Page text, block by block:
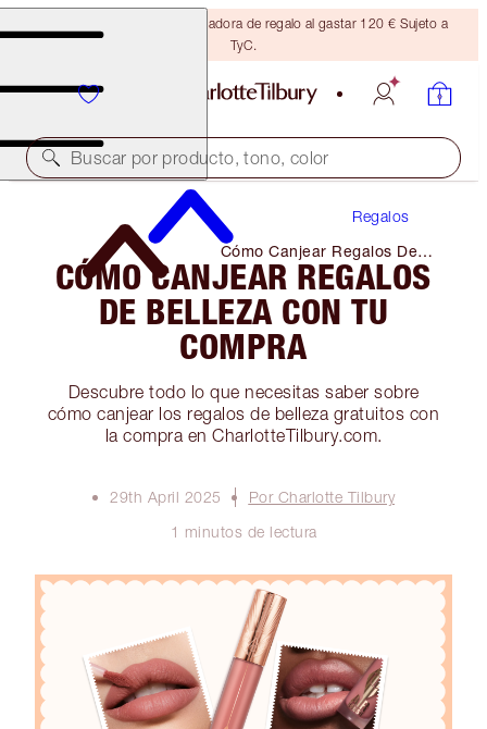
Consigue una brocha bronceadora de regalo al gastar 120 € Sujeto a
TyC.
Buscar por producto, tono, color
Regalos
Cómo Canjear Regalos De
Belleza Con Tu Compra
CÓMO CANJEAR REGALOS
DE BELLEZA CON TU
COMPRA
Descubre todo lo que necesitas saber sobre
cómo canjear los regalos de belleza gratuitos con
la compra en CharlotteTilbury.com.
29th April 2025
Por Charlotte Tilbury
1 minutos de lectura